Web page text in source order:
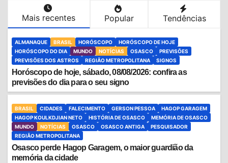
Mais recentes Popular Tendências
ALMANAQUE BRASIL HORÓSCOPO
HORÓSCOPO DE HOJE
HORÓSCOPO DO DIA
MUNDO NOTÍCIAS OSASCO
PREVISÕES
PREVISÕES DOS ASTROS
REGIÃO METROPOLITANA SIGNOS
Horóscopo de hoje, sábado, 08/08/2026: confira as
previsões do dia para o seu signo
BRASIL CIDADES FALECIMENTO GERSON PESSOA
HAGOP GARAGEM
HAGOP KOULKDJIAN NETO
HISTÓRIA DE OSASCO
MEMÓRIA DE OSASCO
MUNDO
NOTÍCIAS OSASCO OSASCO ANTIGA
PESQUISADOR
REGIÃO METROPOLITANA
Osasco perde Hagop Garagem, o maior guardião da
memória da cidade